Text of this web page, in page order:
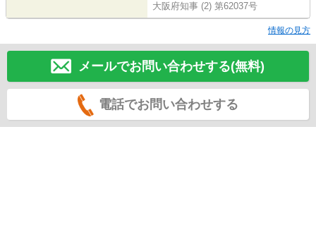
大阪府知事 (2) 第62037号
情報の見方
メールでお問い合わせする(無料)
電話でお問い合わせする